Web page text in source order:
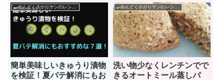
🍳めんどくさがりヤンのレシピ帳🌶
簡単美味しいきゅうり漬物
を検証！夏バテ解消にもお
🍳めんどくさがりヤンのレシピ帳🌶
洗い物少なくレンチンでで
きるオートミール蒸しパ